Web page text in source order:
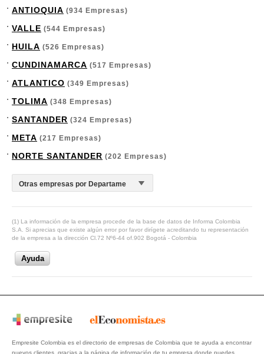
ANTIOQUIA (934 Empresas)
VALLE (544 Empresas)
HUILA (526 Empresas)
CUNDINAMARCA (517 Empresas)
ATLANTICO (349 Empresas)
TOLIMA (348 Empresas)
SANTANDER (324 Empresas)
META (217 Empresas)
NORTE SANTANDER (202 Empresas)
(1) La información de la empresa procede de la base de datos de Informa Colombia
S.A. Si aprecias que existe algún error por favor dirígete acreditando tu representación
de la empresa a la dirección Cl.72 Nº6-44 of.902 Bogotá - Colombia
Ayuda
Empresite Colombia es el directorio de empresas de Colombia que te ayuda a encontrar